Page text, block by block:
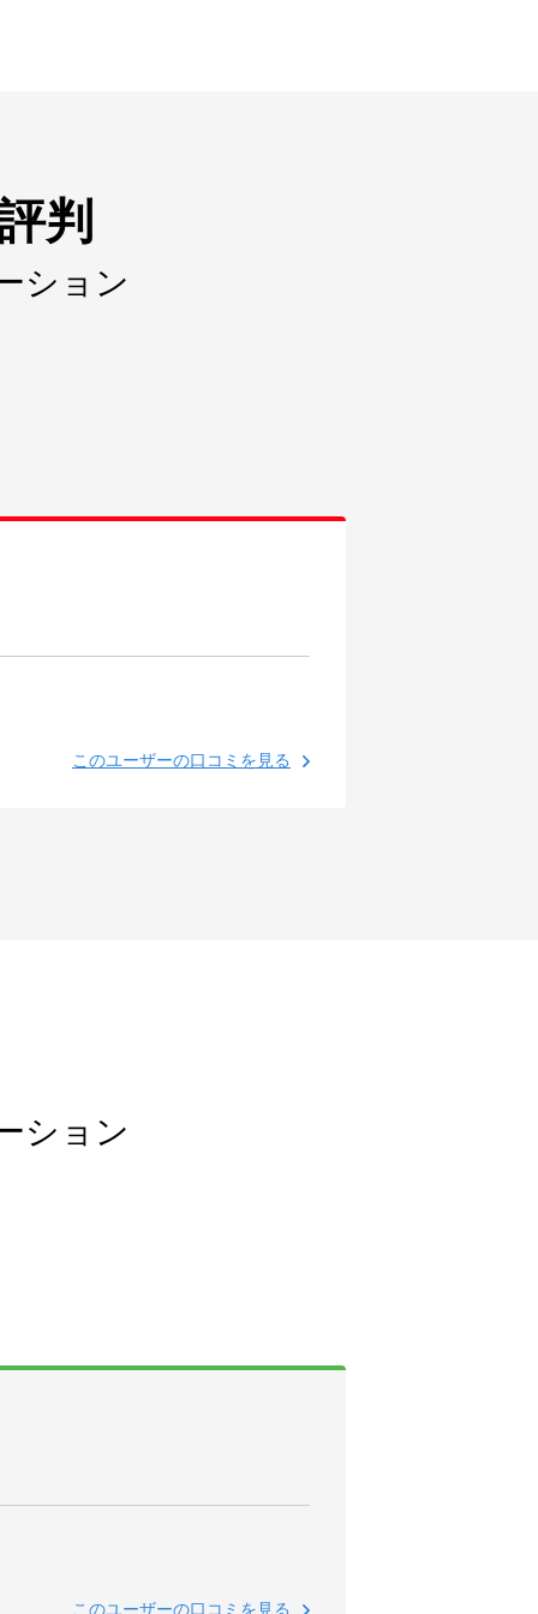
判
ション
このユーザーの口コミを見る
ション
このユーザーの口コミを見る